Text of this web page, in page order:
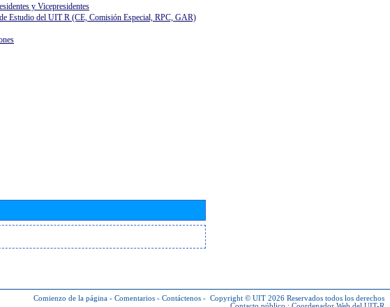
y Vicepresidentes
Estudio del UIT R (CE, Comisión Especial, RPC, GAR)
Comienzo de la página - Comentarios - Contáctenos - Copyright © UIT 2026 Reservados todos los derechos